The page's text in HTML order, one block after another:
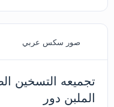
صور سكس عربي
تجميعه التسخين
الملبن دور